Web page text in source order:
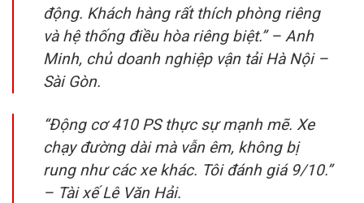
động. Khách hàng rất thích phòng riêng
và hệ thống điều hòa riêng biệt.” – Anh
Minh, chủ doanh nghiệp vận tải Hà Nội –
Sài Gòn.
“Động cơ 410 PS thực sự mạnh mẽ. Xe
chạy đường dài mà vẫn êm, không bị
rung như các xe khác. Tôi đánh giá 9/10.”
– Tài xế Lê Văn Hải.